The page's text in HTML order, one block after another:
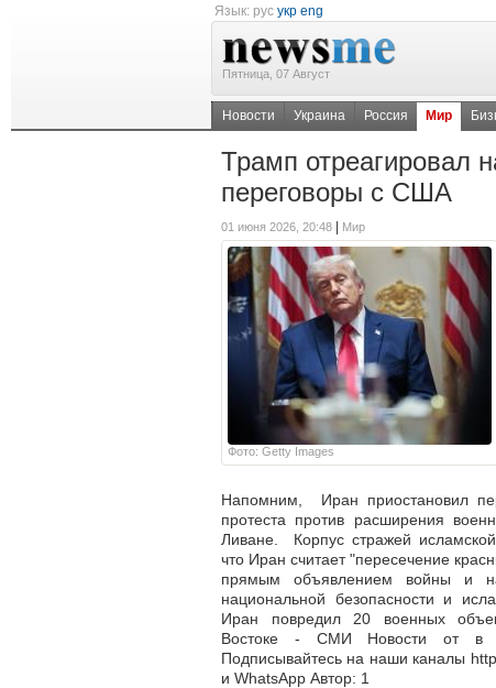
Язык: рус укр eng
Пятница, 07 Август
Новости Украина Россия Мир
Трамп отреагировал
переговоры с США
01 июня 2026, 20:48 Мир
Фото: Getty Images
Напомним, Иран приостановил
протеста против расширения
Ливане. Корпус стражей
что Иран считает "пересечение
прямым объявлением войны и
национальной безопасности и
Иран повредил 20 военных
Востоке - СМИ Новости от в
Подписывайтесь на наши каналы
и WhatsApp Автор: 1